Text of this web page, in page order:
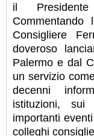
il
Commentando
Consigliere
doveroso
Palermo e dal
un servizio
decenni
istituzioni,
importanti
colleghi